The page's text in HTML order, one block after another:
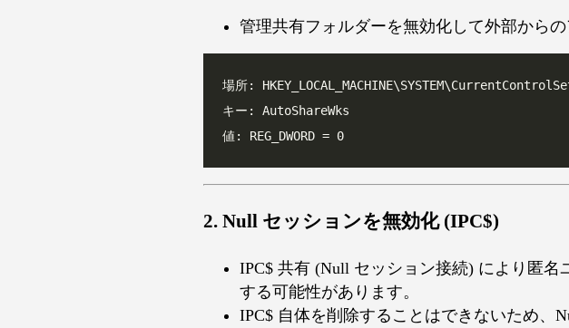
管理共有フォルダーを無効化して外部からの
2. Null セッションを無効化 (IPC$)
IPC$ 共有 (Null セッション接続) により匿
する可能性があります。
IPC$ 自体を削除することはできないため、